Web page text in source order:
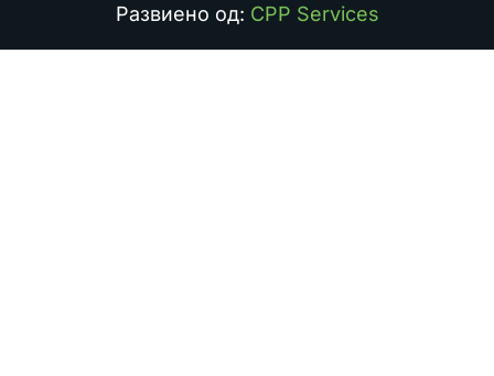
Развиено од: CPP Services